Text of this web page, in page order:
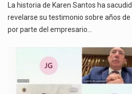
La historia de Karen Santos ha
revelarse su testimonio sobre años
por parte del empresario…